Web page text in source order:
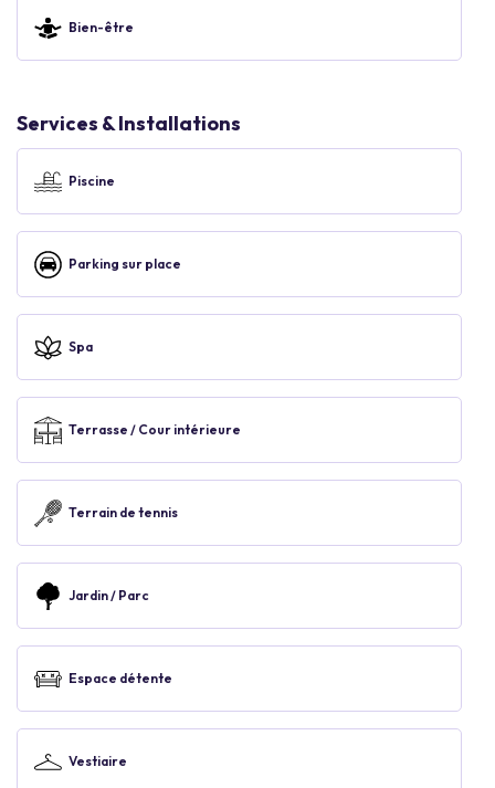
Bien-être
Services & Installations
Piscine
Parking sur place
Spa
Terrasse / Cour intérieure
Terrain de tennis
Jardin / Parc
Espace détente
Vestiaire